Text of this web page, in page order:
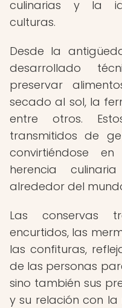
culinarias y la
culturas.
Desde la
desarrollado
preservar
secado al sol, la
entre otros.
transmitidos de
convirtiéndose
herencia
alrededor del
Las conservas
encurtidos, las
las confituras,
de las personas
sino también sus
y su relación con la